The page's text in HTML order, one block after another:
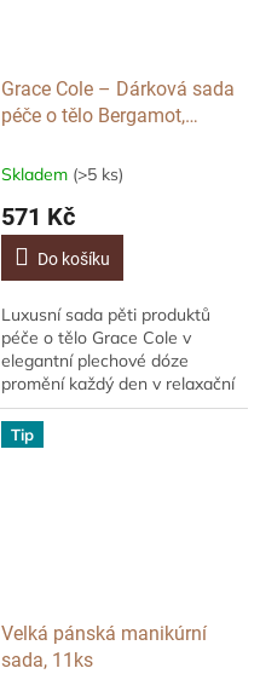
Grace Cole – Dárková sada
péče o tělo Bergamot,
(plechová dóza)
Skladem (>5 ks)
571 Kč
Do košíku
Luxusní sada pěti produktů
péče o tělo Grace Cole v
elegantní plechové dóze
promění každý den v relaxační
rituál. Hydratuje, čistí a
zjemňuje pokožku, zatímco
svěží vůně...
Tip
Velká pánská manikúrní
sada, 11ks